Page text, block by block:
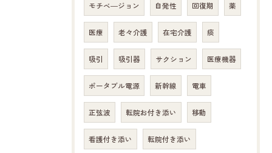
モチベ―ジョン 自発性 回復期 薬
医療 老々介護 在宅介護 痰
吸引 吸引器 サクション 医療機器
ポータブル電源 新幹線 電車
正弦波 転院お付き添い 移動
看護付き添い 転院付き添い